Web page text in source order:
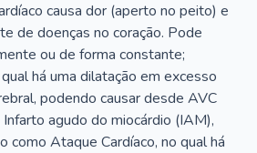
causa dor (aperto no peito) e
de doenças no coração. Pode
ou de forma constante;
há uma dilatação em excesso
podendo causar desde AVC
agudo do miocárdio (IAM),
como Ataque Cardíaco, no qual há